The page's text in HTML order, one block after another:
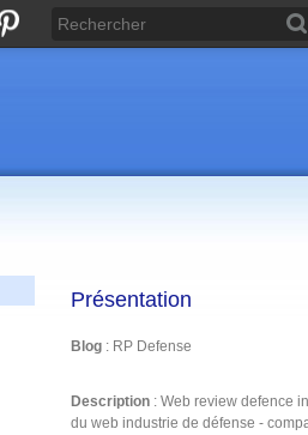
Présentation
Blog : RP Defense
Description : Web review defence
du web industrie de défense -